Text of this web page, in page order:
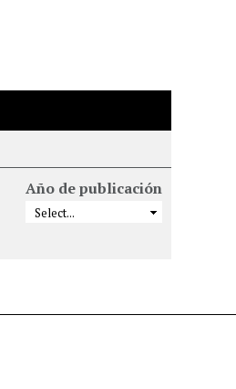
Año de publicación